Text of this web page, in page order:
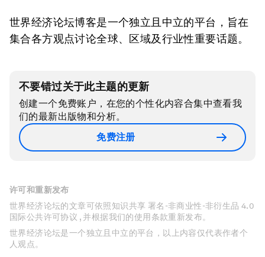
世界经济论坛博客是一个独立且中立的平台，旨在
集合各方观点讨论全球、区域及行业性重要话题。
不要错过关于此主题的更新
创建一个免费账户，在您的个性化内容合集中查看我
们的最新出版物和分析。
免费注册
许可和重新发布
世界经济论坛的文章可依照知识共享 署名-非商业性-非衍生品 4.0
国际公共许可协议 , 并根据我们的使用条款重新发布。
世界经济论坛是一个独立且中立的平台，以上内容仅代表作者个
人观点。